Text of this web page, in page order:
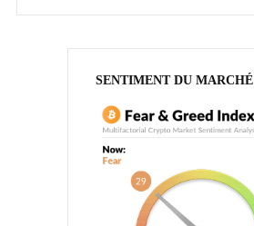
SENTIMENT DU MARCHÉ